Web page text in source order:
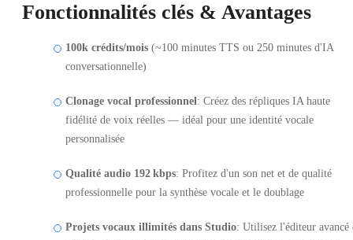
Fonctionnalités clés & Avantages
100k crédits/mois (~100 minutes TTS ou 250 minutes d'IA
conversationnelle)
Clonage vocal professionnel: Créez des répliques IA haute
fidélité de voix réelles — idéal pour une identité vocale
personnalisée
Qualité audio 192 kbps: Profitez d'un son net et de qualité
professionnelle pour la synthèse vocale et le doublage
Projets vocaux illimités dans Studio: Utilisez l'éditeur avancé